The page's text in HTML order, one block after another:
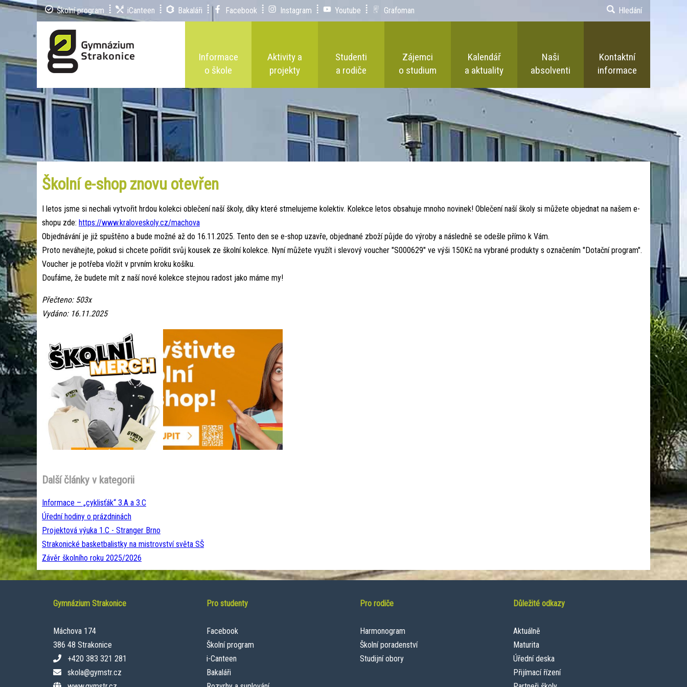
Školní program iCanteen Bakaláři Facebook Instagram Youtube Grafoman Hledání
Informace
o škole
Aktivity a
projekty
Studenti
a rodiče
Zájemci
o studium
Kalendář
a aktuality
Naši
absolventi
Kontaktní
informace
Školní e-shop znovu otevřen
I letos jsme si nechali vytvořit hrdou kolekci oblečení naší školy, díky které stmelujeme kolektiv. Kolekce letos obsahuje mnoho novinek! Oblečení naší školy si můžete objednat na našem e-
shopu zde: https://www.kraloveskoly.cz/machova
Objednávání je již spuštěno a bude možné až do 16.11.2025. Tento den se e-shop uzavře, objednané zboží půjde do výroby a následně se odešle přímo k Vám.
Proto neváhejte, pokud si chcete pořídit svůj kousek ze školní kolekce. Nyní můžete využít i slevový voucher "S000629" ve výši 150Kč na vybrané produkty s označením "Dotační program".
Voucher je potřeba vložit v prvním kroku košíku.
Doufáme, že budete mít z naší nové kolekce stejnou radost jako máme my!
Přečteno: 503x
Vydáno: 16.11.2025
Další články v kategorii
Informace – „cyklisťák“ 3.A a 3.C
Úřední hodiny o prázdninách
Projektová výuka 1.C - Stranger Brno
Strakonické basketbalistky na mistrovství světa SŠ
Závěr školního roku 2025/2026
Gymnázium Strakonice
Máchova 174
386 48 Strakonice
+420 383 321 281
skola@gymstr.cz
Pro studenty
Facebook
Školní program
i-Canteen
Bakaláři
Pro rodiče
Harmonogram
Školní poradenství
Studijní obory
Důležité odkazy
Aktuálně
Maturita
Úřední deska
Přijímací řízení